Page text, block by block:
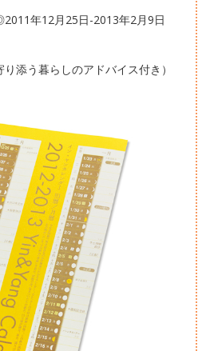
年12月25日-2013年2月9日
り添う暮らしのアドバイス付き）